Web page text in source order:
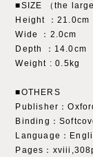
■SIZE （the
Height ：21.0cm
Wide ：2.0cm
Depth ：14.0cm
Weight : 0.5kg
■OTHERS
Publisher：
Binding：
Language：
Pages：